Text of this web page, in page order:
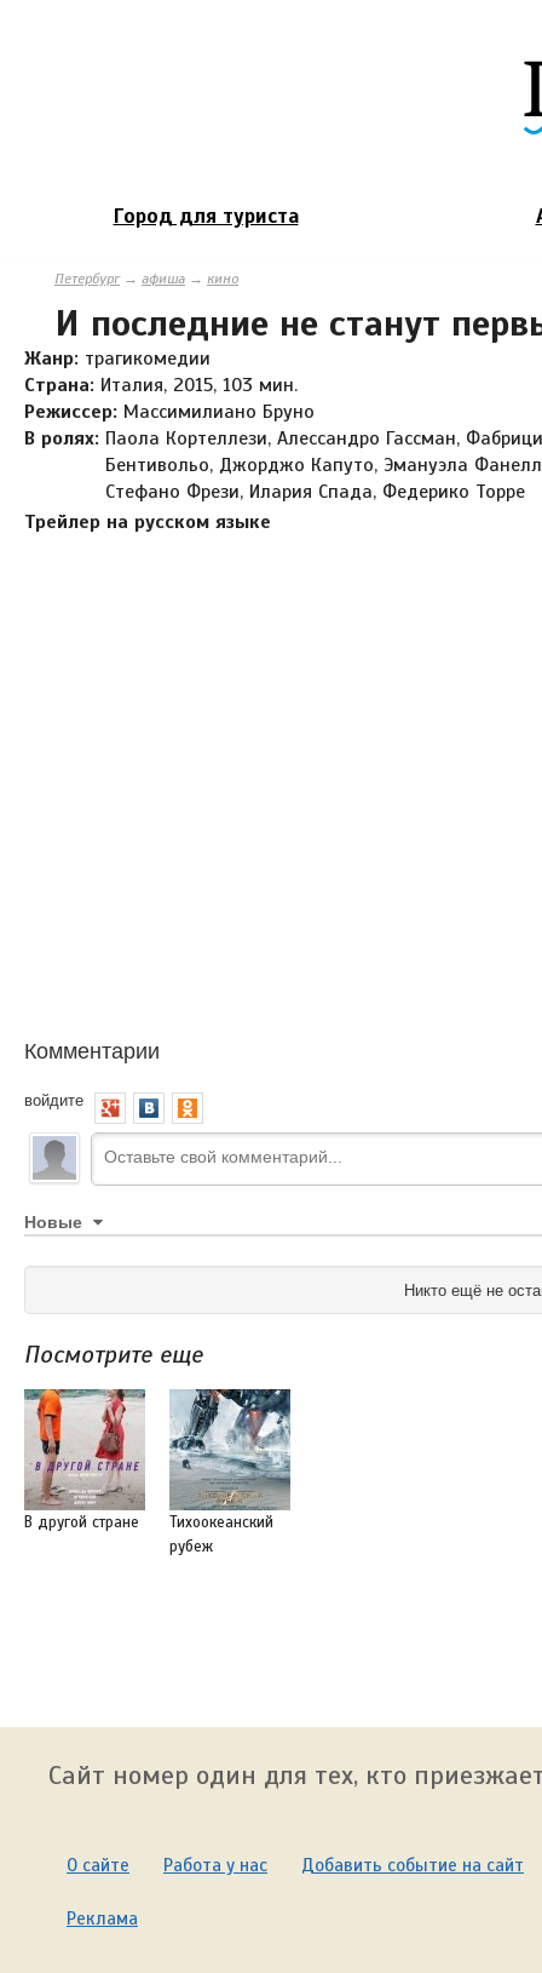
Город для туриста
Петербург→ афиша → кино
И последние не станут
Жанр: трагикомедии
Страна: Италия, 2015, 103 мин.
Режиссер: Массимилиано Бруно
В ролях: Паола Кортеллези, Алессандро Гассман,
Бентивольо, Джорджо Капуто, Эмануэла
Стефано Фрези, Илария Спада, Федерико Торре
Трейлер на русском языке
Комментарии
войдите
Новые
Никто ещё не
Посмотрите еще
В другой стране
Тихоокеанский
рубеж
Сайт номер один для тех, кто
О сайте Работа у нас Добавить событие на сайт
Реклама